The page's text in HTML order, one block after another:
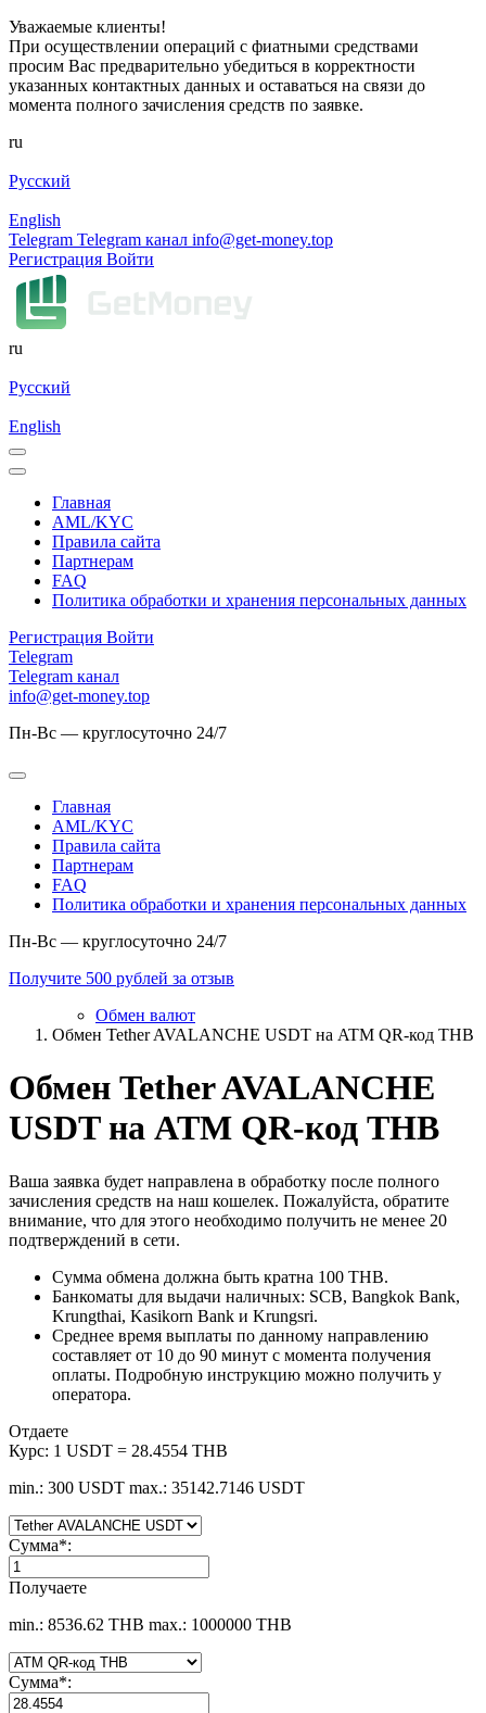
Уважаемые клиенты!
При осуществлении операций с фиатными средствами
просим Вас предварительно убедиться в корректности
указанных контактных данных и оставаться на связи до
момента полного зачисления средств по заявке.
ru
Русский
English
Telegram Telegram канал info@get-money.top
Регистрация Войти
ru
Русский
English
Главная
AML/KYC
Правила сайта
Партнерам
FAQ
Политика обработки и хранения персональных данных
Регистрация Войти
Telegram
Telegram канал
info@get-money.top
Пн-Вс — круглосуточно 24/7
Главная
AML/KYC
Правила сайта
Партнерам
FAQ
Политика обработки и хранения персональных данных
Пн-Вс — круглосуточно 24/7
Получите 500 рублей за отзыв
Обмен валют
Обмен Tether AVALANCHE USDT на ATM QR-код THB
Обмен Tether AVALANCHE
USDT на ATM QR-код THB
Ваша заявка будет направлена в обработку после полного
зачисления средств на наш кошелек. Пожалуйста, обратите
внимание, что для этого необходимо получить не менее 20
подтверждений в сети.
Сумма обмена должна быть кратна 100 THB.
Банкоматы для выдачи наличных: SCB, Bangkok Bank,
Krungthai, Kasikorn Bank и Krungsri.
Среднее время выплаты по данному направлению
составляет от 10 до 90 минут с момента получения
оплаты. Подробную инструкцию можно получить у
оператора.
Отдаете
Курс: 1 USDT = 28.4554 THB
min.: 300 USDT max.: 35142.7146 USDT
Сумма*:
Получаете
min.: 8536.62 THB max.: 1000000 THB
Сумма*: